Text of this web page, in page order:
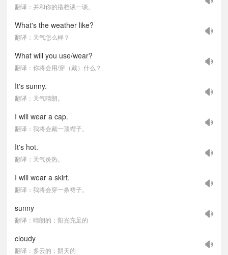
翻译：并和你的搭档谈一谈。
What's the weather like?
翻译：天气怎么样？
What will you use/wear?
翻译：你将会用/穿（戴）什么？
It's sunny.
翻译：天气晴朗。
I will wear a cap.
翻译：我将会戴一顶帽子。
It's hot.
翻译：天气炎热。
I will wear a skirt.
翻译：我将会穿一条裙子。
sunny
翻译：晴朗的；阳光充足的
cloudy
翻译：多云的；阴天的